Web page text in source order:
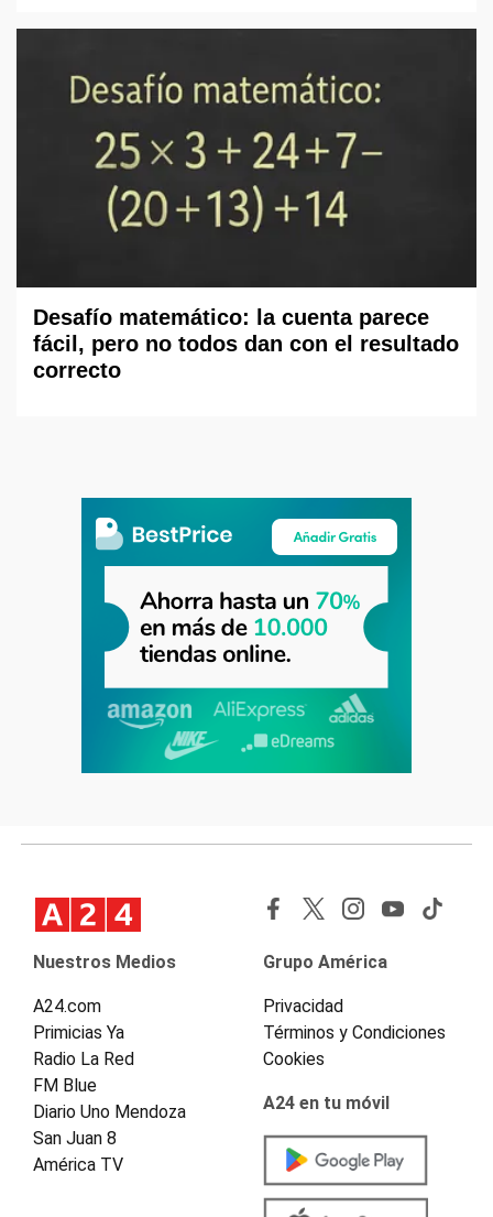
Desafío matemático: la cuenta parece
fácil, pero no todos dan con el resultado
correcto
Nuestros Medios
A24.com
Primicias Ya
Radio La Red
FM Blue
Diario Uno Mendoza
San Juan 8
América TV
Grupo América
Privacidad
Términos y Condiciones
Cookies
A24 en tu móvil